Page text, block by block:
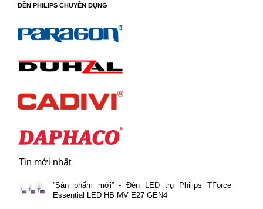
ĐÈN PHILIPS CHUYÊN DỤNG
Tin mới nhất
”Sản phẩm mới” - Đèn LED trụ Philips TForce
Essential LED HB MV E27 GEN4